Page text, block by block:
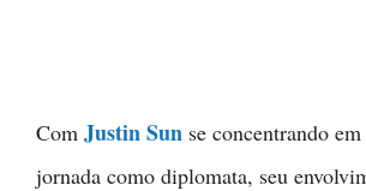
Com Justin Sun se concentrando
jornada como diplomata, seu